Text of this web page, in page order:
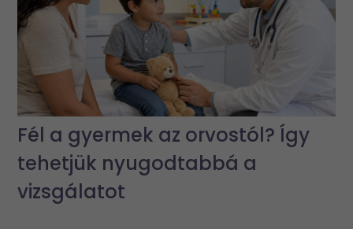
Fél a gyermek az orvostól? Így
tehetjük nyugodtabbá a
vizsgálatot